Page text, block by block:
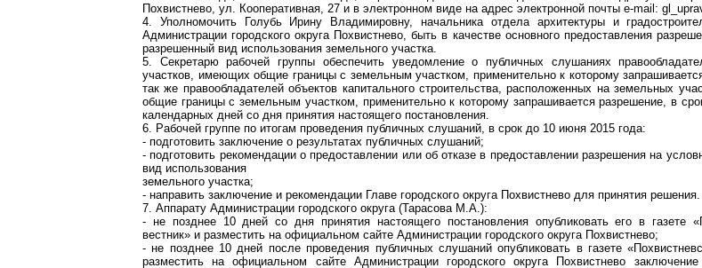
Похвистнево, ул. Кооперативная, 27 и в электронном виде на адрес электронной почты e-mail:
4. Уполномочить Голубь Ирину Владимировну, начальника отдела архитектуры и
Администрации городского округа Похвистнево, быть в качестве основного предоставления
разрешенный вид использования земельного участка.
5. Секретарю рабочей группы обеспечить уведомление о публичных слушаниях
участков, имеющих общие границы с земельным участком, применительно к которому
так же правообладателей объектов капитального строительства, расположенных на земельных
общие границы с земельным участком, применительно к которому запрашивается разрешение, в
календарных дней со дня принятия настоящего постановления.
6. Рабочей группе по итогам проведения публичных слушаний, в срок до 10 июня 2015 года:
- подготовить заключение о результатах публичных слушаний;
- подготовить рекомендации о предоставлении или об отказе в предоставлении разрешения на
вид использования
земельного участка;
- направить заключение и рекомендации Главе городского округа Похвистнево для принятия решения.
7. Аппарату Администрации городского округа (Тарасова М.А.):
- не позднее 10 дней со дня принятия настоящего постановления опубликовать его в газете
вестник» и разместить на официальном сайте Администрации городского округа Похвистнево;
- не позднее 10 дней после проведения публичных слушаний опубликовать в газете
разместить на официальном сайте Администрации городского округа Похвистнево